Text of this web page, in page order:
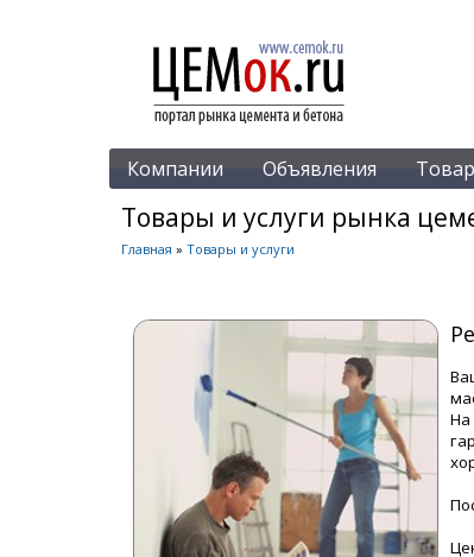
Компании Объявления
Товары и услуги рынка
Главная » Товары и услуги
На